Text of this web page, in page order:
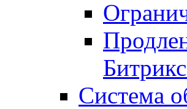
Система